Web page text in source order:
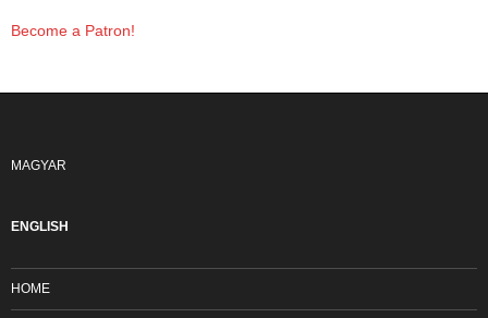
Become a Patron!
MAGYAR
ENGLISH
HOME